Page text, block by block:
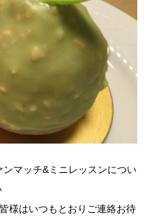
マッチ&ミニレッスンについ
様はいつもとおりご連絡お待